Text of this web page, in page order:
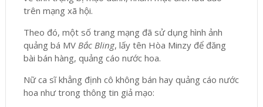
trên mạng xã hội.
Theo đó, một số trang mạng đã sử dụng hình ảnh
quảng bá MV Bắc Bling, lấy tên Hòa Minzy để đăng
bài bán hàng, quảng cáo nước hoa.
Nữ ca sĩ khẳng định cô không bán hay quảng cáo nước
hoa như trong thông tin giả mạo: